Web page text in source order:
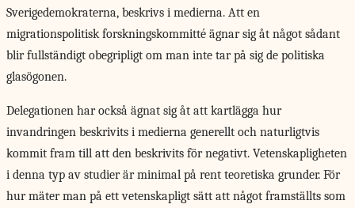
Sverigedemokraterna, beskrivs i medierna. Att en
migrationspolitisk forskningskommitté ägnar sig åt något sådant
blir fullständigt obegripligt om man inte tar på sig de politiska
glasögonen.
Delegationen har också ägnat sig åt att kartlägga hur
invandringen beskrivits i medierna generellt och naturligtvis
kommit fram till att den beskrivits för negativt. Vetenskapligheten
i denna typ av studier är minimal på rent teoretiska grunder. För
hur mäter man på ett vetenskapligt sätt att något framställts som